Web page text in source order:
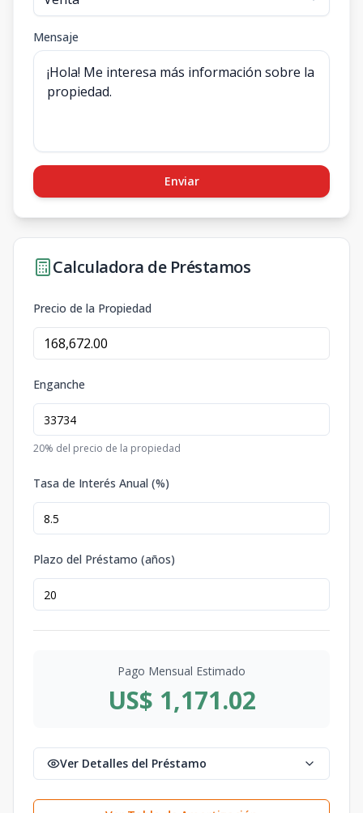
Mensaje
Enviar
Calculadora de Préstamos
Precio de la Propiedad
Enganche
20% del precio de la propiedad
Tasa de Interés Anual (%)
Plazo del Préstamo (años)
Pago Mensual Estimado
US$ 1,171.02
Ver Detalles del Préstamo